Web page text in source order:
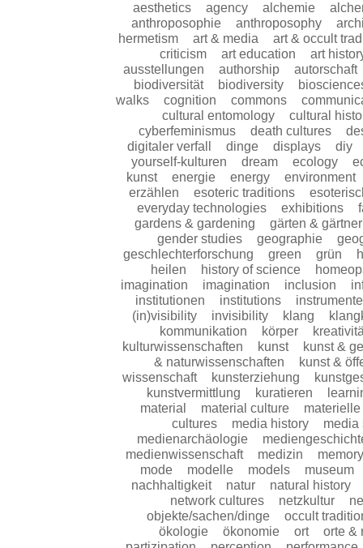
aesthetics
agency alchemie
anthroposophie
anthroposophy
hermetism
art & media
art & occult
criticism
art education
art
ausstellungen
authorship
autorschaft
biodiversität
biodiversity
walks
cognition commons
cultural entomology
cultural
cyberfeminismus
death cultures
digitaler verfall
dinge displays
diy
yourself-kulturen
dream ecology
kunst
energie energy
environment
erzählen
esoteric traditions
everyday technologies
exhibitions
gardens & gardening
gärten &
gender studies
geographie
geschlechterforschung
green grün
heilen
history of science
imagination
imagination inclusion
institutionen
institutions
instrumente
(in)visibility
invisibility klang
kommunikation
körper
kulturwissenschaften
kunst
kunst &
& naturwissenschaften
kunst &
wissenschaft
kunsterziehung
kunstvermittlung
kuratieren
material
material culture
materielle
cultures
media history
media
medienarchäologie
medienwissenschaft
medizin
memory
mode
modelle models
museum
nachhaltigkeit
natur
natural history
network cultures
netzkultur
objekte/sachen/dinge
occult
ökologie
ökonomie ort
orte &